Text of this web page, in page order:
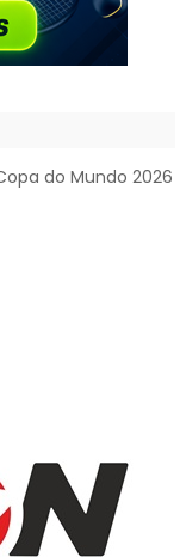
do Mundo 2026